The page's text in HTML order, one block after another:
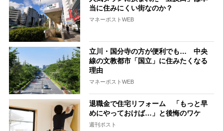
当に住みにくい街なのか？
マネーポストWEB
立川・国分寺の方が便利でも… 中央
線の文教都市「国立」に住みたくなる
理由
マネーポストWEB
退職金で住宅リフォーム 「もっと早
めにやっておけば…」と後悔のワケ
週刊ポスト